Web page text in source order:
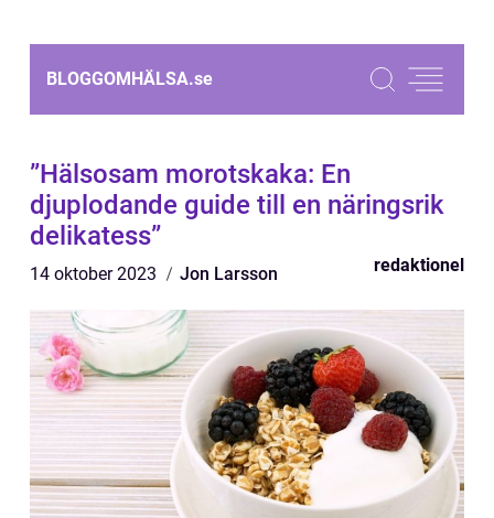
BLOGGOMHÄLSA.se
”Hälsosam morotskaka: En
djuplodande guide till en näringsrik
delikatess”
14 oktober 2023 Jon Larsson redaktionel